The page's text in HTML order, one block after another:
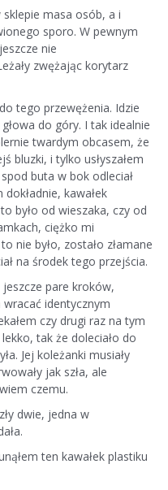
masa osób, a i
sporo. W pewnym
nie
zwężając korytarz
tego przewężenia. Idzie
do góry. I tak idealnie
twardym obcasem, że
bluzki, i tylko usłyszałem
buta w bok odleciał
kawałek
było od wieszaka, czy od
ciężko mi
nie było, zostało złamane
na środek tego przejścia.
jeszcze pare kroków,
wracać identycznym
czy drugi raz na tym
tak że doleciało do
Jej koleżanki musiały
jak szła, ale
czemu.
dwie, jedna w
ten kawałek plastiku